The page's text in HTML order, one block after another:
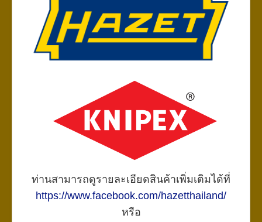
ท่านสามารถดูรายละเอียดสินค้าเพิ่มเติมได้ที่
https://www.facebook.com/hazetthailand/
หรือ